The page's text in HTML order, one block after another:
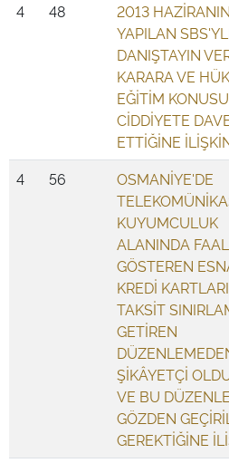
4 48
2013
YAPILAN
DANIŞTAYIN
KARARA VE
EĞİTİM
CİDDİYETE
ETTİĞİNE
4 56
OSMANİYE'DE
KUYUMCULUK
ALANINDA
GÖSTEREN
KREDİ
TAKSİT
GETİREN
ŞİKÂYETÇİ
VE BU
GÖZDEN
GEREKTİĞİNE